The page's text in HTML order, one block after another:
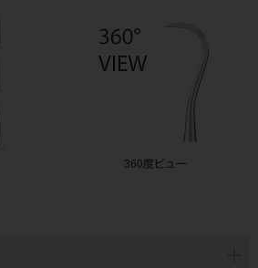
360度ビュー